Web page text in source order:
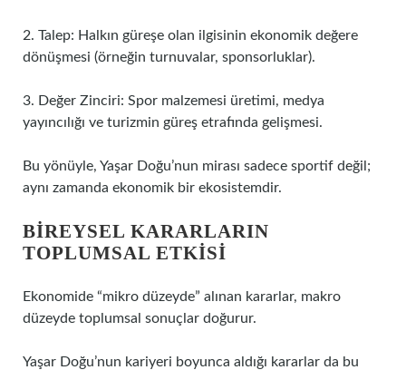
2. Talep: Halkın güreşe olan ilgisinin ekonomik değere
dönüşmesi (örneğin turnuvalar, sponsorluklar).
3. Değer Zinciri: Spor malzemesi üretimi, medya
yayıncılığı ve turizmin güreş etrafında gelişmesi.
Bu yönüyle, Yaşar Doğu’nun mirası sadece sportif değil;
aynı zamanda ekonomik bir ekosistemdir.
BIREYSEL KARARLARIN
TOPLUMSAL ETKISI
Ekonomide “mikro düzeyde” alınan kararlar, makro
düzeyde toplumsal sonuçlar doğurur.
Yaşar Doğu’nun kariyeri boyunca aldığı kararlar da bu